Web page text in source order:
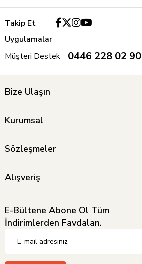
Takip Et
Uygulamalar
Müşteri Destek
0446 228 02 90
Bize Ulaşın
Kurumsal
Sözleşmeler
Alışveriş
E-Bültene Abone Ol Tüm
İndirimlerden Favdalan.